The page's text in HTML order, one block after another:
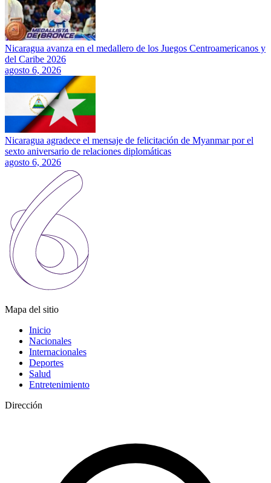
Nicaragua avanza en el medallero de los Juegos Centroamericanos y
del Caribe 2026
agosto 6, 2026
Nicaragua agradece el mensaje de felicitación de Myanmar por el
sexto aniversario de relaciones diplomáticas
agosto 6, 2026
Mapa del sitio
Inicio
Nacionales
Internacionales
Deportes
Salud
Entretenimiento
Dirección